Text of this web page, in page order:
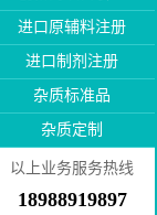
进口原辅料注册
进口制剂注册
杂质标准品
杂质定制
以上业务服务热线
18988919897